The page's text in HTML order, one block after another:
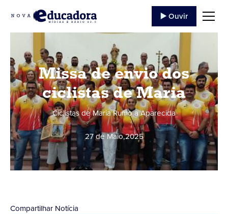
▶️ Ouvir
Missa de envio dos
ciclistas de Maria
Ciclistas de Maria Rumo a Aparecida
27 de Maio,2025
Compartilhar Notícia